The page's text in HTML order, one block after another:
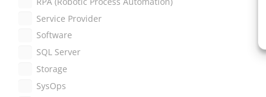
Service Provider
Software
SQL Server
Storage
SysOps